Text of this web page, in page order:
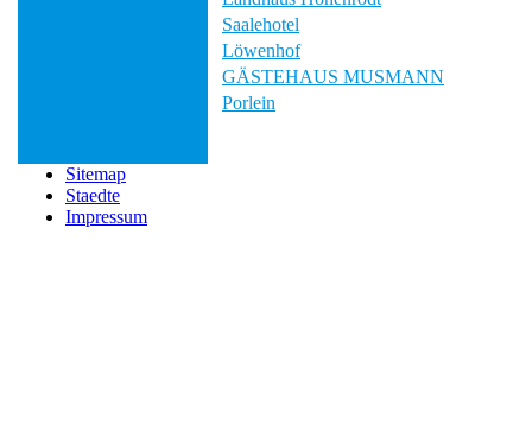
Saalehotel
Löwenhof
GÄSTEHAUS MUSMANN
Porlein
Sitemap
Staedte
Impressum